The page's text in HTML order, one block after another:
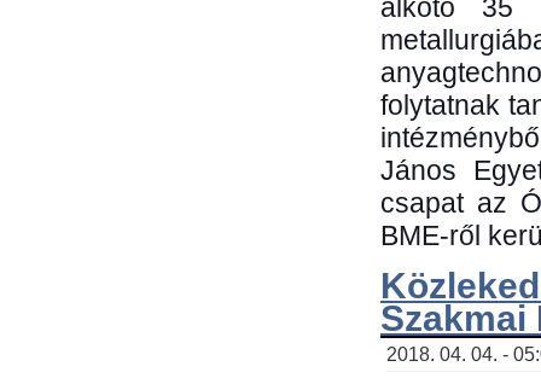
alkotó 35
folytatnak
János
csapat az
BME-ről
Szakmai
2018. 04. 04. -